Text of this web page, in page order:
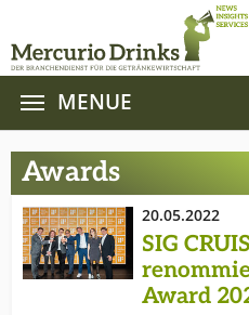
MENUE
Awards
20.05.2022
SIG
Award